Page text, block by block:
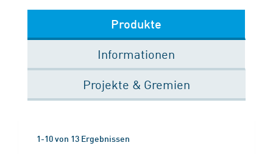
Produkte
Informationen
Projekte & Gremien
1-10 von 13 Ergebnissen